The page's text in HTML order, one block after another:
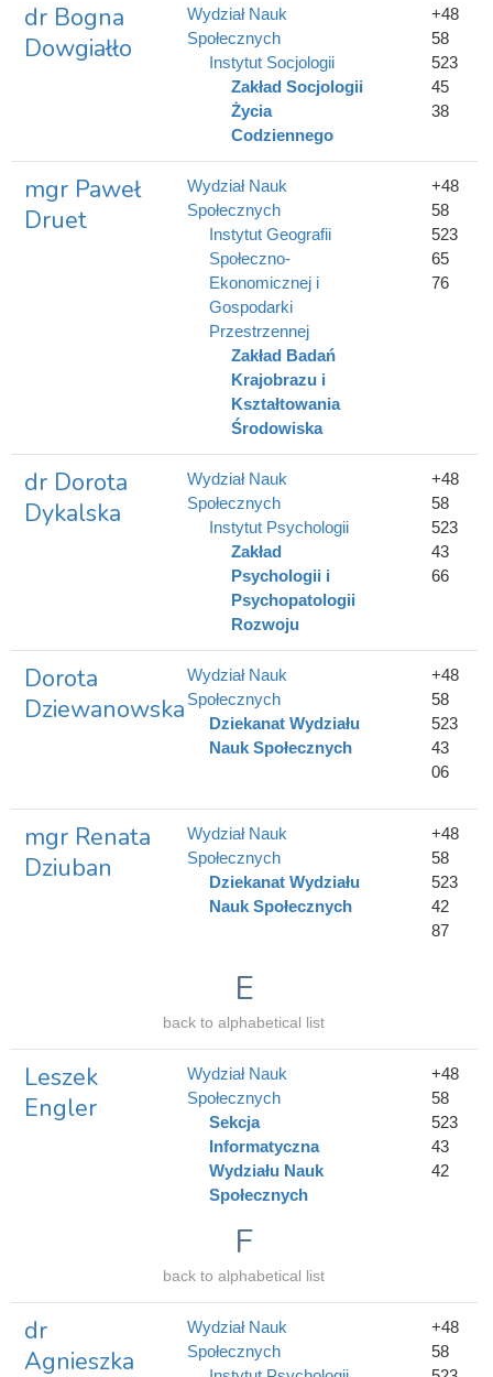
dr Bogna
Dowgiałło
+48
58
523
45
38
Wydział Nauk
Społecznych
Instytut Socjologii
Zakład Socjologii
Życia
Codziennego
mgr Paweł
Druet
+48
58
523
65
76
Wydział Nauk
Społecznych
Instytut Geografii
Społeczno-
Ekonomicznej i
Gospodarki
Przestrzennej
Zakład Badań
Krajobrazu i
Kształtowania
Środowiska
dr Dorota
Dykalska
+48
58
523
43
66
Wydział Nauk
Społecznych
Instytut Psychologii
Zakład
Psychologii i
Psychopatologii
Rozwoju
Dorota
Dziewanowska
+48
58
523
43
06
Wydział Nauk
Społecznych
Dziekanat Wydziału
Nauk Społecznych
mgr Renata
Dziuban
+48
58
523
42
87
Wydział Nauk
Społecznych
Dziekanat Wydziału
Nauk Społecznych
E
back to alphabetical list
Leszek
Engler
+48
58
523
43
42
Wydział Nauk
Społecznych
Sekcja
Informatyczna
Wydziału Nauk
Społecznych
F
back to alphabetical list
dr
Agnieszka
+48
58
Wydział Nauk
Społecznych